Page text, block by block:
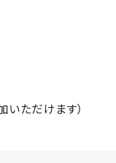
いただけます）